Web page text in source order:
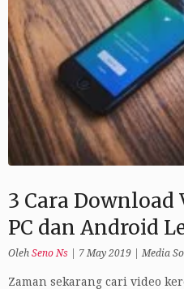
3 Cara
PC dan Android
Oleh Seno Ns 7 May 2019 |Media
Zaman sekarang cari video